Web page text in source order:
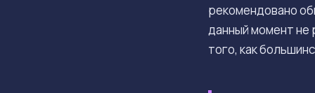
рекомендовано
данный момент не
того, как